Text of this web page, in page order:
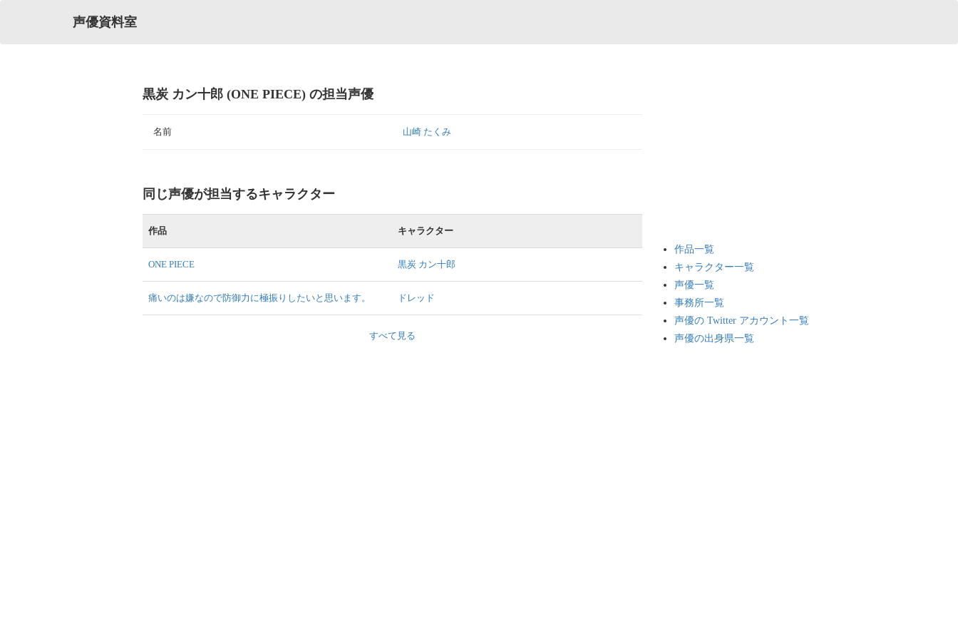
声優資料室
黒炭 カン十郎 (ONE PIECE) の担当声優
名前 山崎 たくみ
同じ声優が担当するキャラクター
作品 キャラクター
ONE PIECE 黒炭 カン十郎
痛いのは嫌なので防御力に極振りしたいと思います。 ドレッド
すべて見る
作品一覧
キャラクター一覧
声優一覧
事務所一覧
声優の Twitter アカウント一覧
声優の出身県一覧